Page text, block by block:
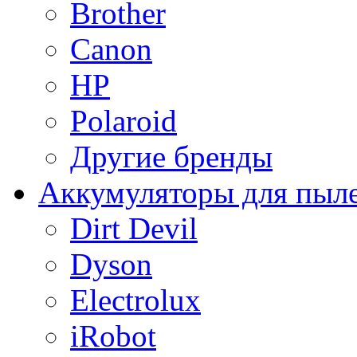
Brother
Canon
HP
Polaroid
Другие бренды
Аккумуляторы для
Dirt Devil
Dyson
Electrolux
iRobot